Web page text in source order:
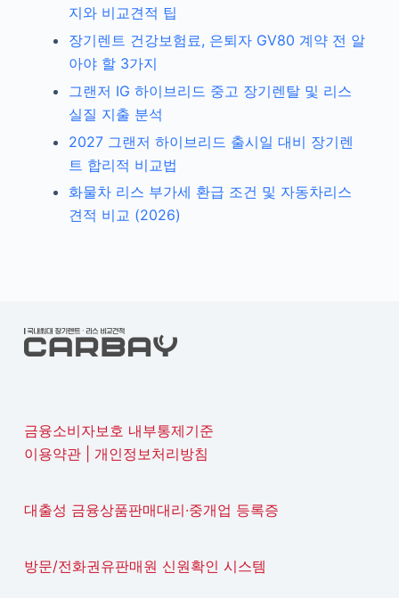
지와 비교견적 팁
장기렌트 건강보험료, 은퇴자 GV80 계약 전 알
아야 할 3가지
그랜저 IG 하이브리드 중고 장기렌탈 및 리스
실질 지출 분석
2027 그랜저 하이브리드 출시일 대비 장기렌
트 합리적 비교법
화물차 리스 부가세 환급 조건 및 자동차리스
견적 비교 (2026)
금융소비자보호 내부통제기준
이용약관| 개인정보처리방침
대출성 금융상품판매대리·중개업 등록증
방문/전화권유판매원 신원확인 시스템